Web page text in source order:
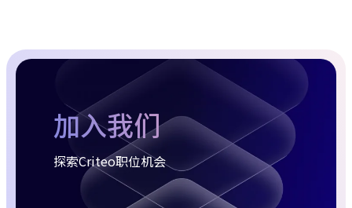
加入我们
探索Criteo职位机会